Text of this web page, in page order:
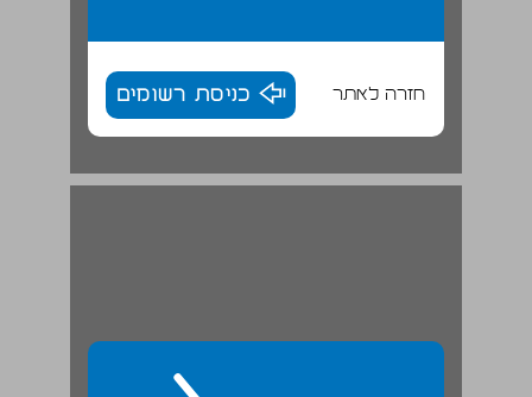
חזרה לאתר כניסת רשומים
אורי אדיב ... 20